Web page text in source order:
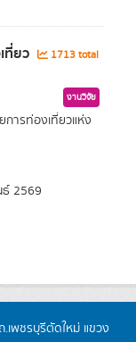
ที่ยว
1713 total
งานวิจัย
ารท่องเที่ยวแห่ง
2569
เพชรบุรีตัดใหม่ แขวง